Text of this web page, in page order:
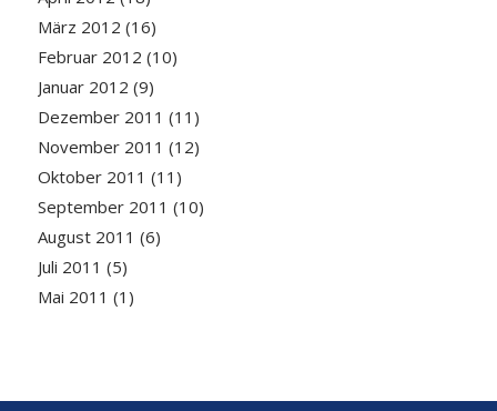
März 2012 (16)
Februar 2012 (10)
Januar 2012 (9)
Dezember 2011 (11)
November 2011 (12)
Oktober 2011 (11)
September 2011 (10)
August 2011 (6)
Juli 2011 (5)
Mai 2011 (1)